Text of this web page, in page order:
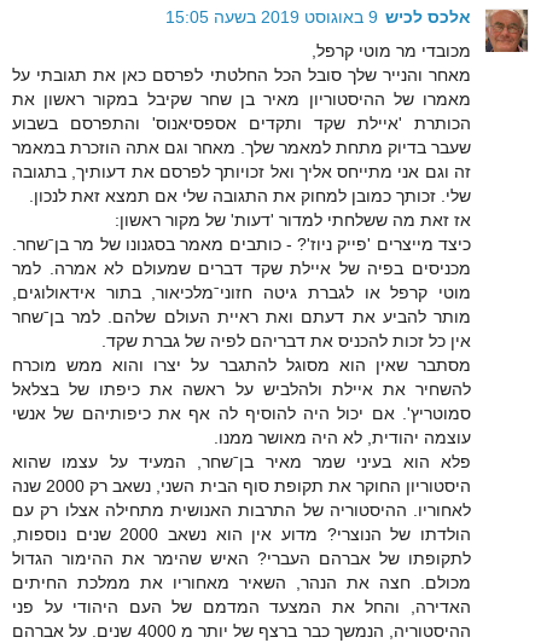
אלכס לכיש 9 באוגוסט 2019 בשעה 15:05
מכובדי מר מוטי קרפל,
מאחר והנייר שלך סובל הכל החלטתי לפרסם כאן את תגובתי על
מאמרו של ההיסטוריון מאיר בן שחר שקיבל במקור ראשון את
הכותרת 'איילת שקד ותקדים אספסיאנוס' והתפרסם בשבוע
שעבר בדיוק מתחת למאמר שלך. מאחר וגם אתה הוזכרת במאמר
זה וגם אני מתייחס אליך ואל זכויותך לפרסם את דעותיך, בתגובה
שלי. זכותך כמובן למחוק את התגובה שלי אם תמצא זאת לנכון.
אז זאת מה ששלחתי למדור 'דעות' של מקור ראשון:
כיצד מייצרים 'פייק ניוז'? - כותבים מאמר בסגנונו של מר בןˉשחר.
מכניסים בפיה של איילת שקד דברים שמעולם לא אמרה. למר
מוטי קרפל או לגברת גיטה חזוניˉמלכיאור, בתור אידאולוגים,
מותר להביע את דעתם ואת ראיית העולם שלהם. למר בןˉשחר
אין כל זכות להכניס את דבריהם לפיה של גברת שקד.
מסתבר שאין הוא מסוגל להתגבר על יצרו והוא ממש מוכרח
להשחיר את איילת ולהלביש על ראשה את כיפתו של בצלאל
סמוטריץ'. אם יכול היה להוסיף לה אף את כיפותיהם של אנשי
עוצמה יהודית, לא היה מאושר ממנו.
פלא הוא בעיני שמר מאיר בןˉשחר, המעיד על עצמו שהוא
היסטוריון החוקר את תקופת סוף הבית השני, נשאב רק 2000 שנה
לאחוריו. ההיסטוריה של התרבות האנושית מתחילה אצלו רק עם
הולדתו של הנוצרי? מדוע אין הוא נשאב 2000 שנים נוספות,
לתקופתו של אברהם העברי? האיש שהימר את ההימור הגדול
מכולם. חצה את הנהר, השאיר מאחוריו את ממלכת החיתים
האדירה, והחל את המצעד המדמם של העם היהודי על פני
ההיסטוריה, הנמשך כבר ברצף של יותר מ 4000 שנים. על אברהם